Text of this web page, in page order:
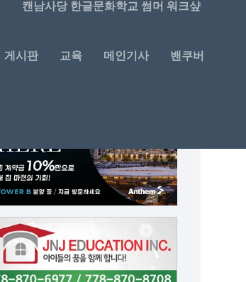
캔남사당 한글문화학교 썸머 워크샾
게시판 교육 메인기사 밴쿠버